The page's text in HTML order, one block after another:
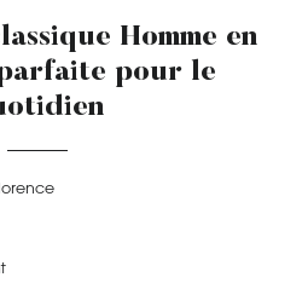
Homme en
pour le